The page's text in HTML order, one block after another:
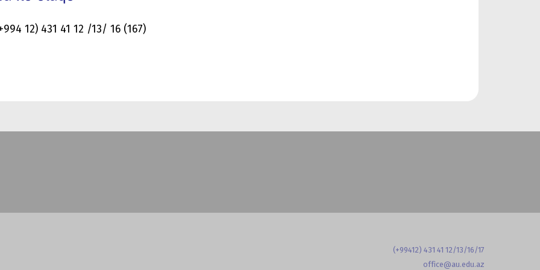
12) 431 41 12 /13/ 16 (167)
(+99412) 431 41 12/13/16/17
office@au.edu.az